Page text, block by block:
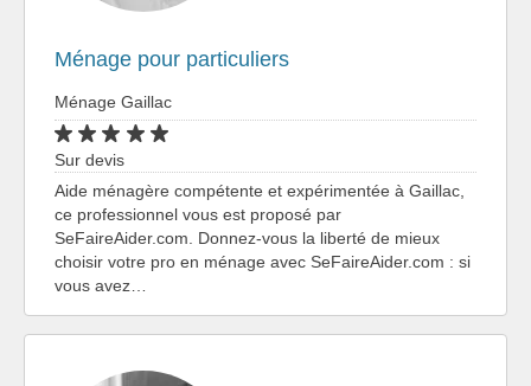
Ménage pour particuliers
Ménage Gaillac
Sur devis
Aide ménagère compétente et expérimentée à Gaillac,
ce professionnel vous est proposé par
SeFaireAider.com. Donnez-vous la liberté de mieux
choisir votre pro en ménage avec SeFaireAider.com : si
vous avez…